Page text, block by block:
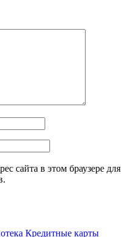
сайта в этом браузере для
Кредитные карты